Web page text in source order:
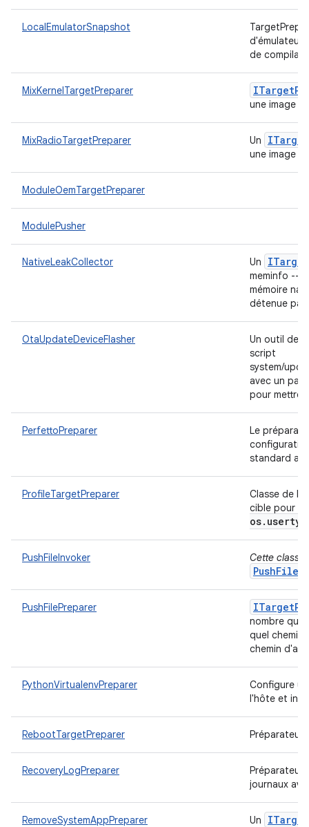
LocalEmulatorSnapshot
d'émulateur
de
MixKernelTargetPreparer ITarget
une image
MixRadioTargetPreparer Un ITarget
une image
ModuleOemTargetPreparer
ModulePusher
NativeLeakCollector Un ITarget
meminfo --
mémoire
détenue
OtaUpdateDeviceFlasher
Un outil de
script
system/
avec un
pour mettre
PerfettoPreparer
Le
standard
ProfileTargetPreparer
Classe de
cible pour
os.
PushFileInvoker Cette classe
PushFilePreparer ITarget
nombre
quel chemin
chemin
PythonVirtualenvPreparer
Configure
l'hôte et
RebootTargetPreparer Préparateur
RecoveryLogPreparer
Préparateur
journaux
RemoveSystemAppPreparer Un ITarget